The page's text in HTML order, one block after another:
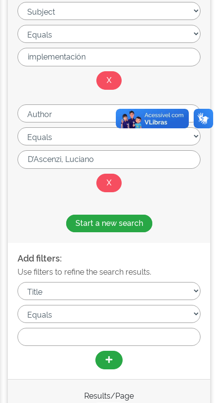
Start a new search
Add filters:
Use filters to refine the search results.
Results/Page